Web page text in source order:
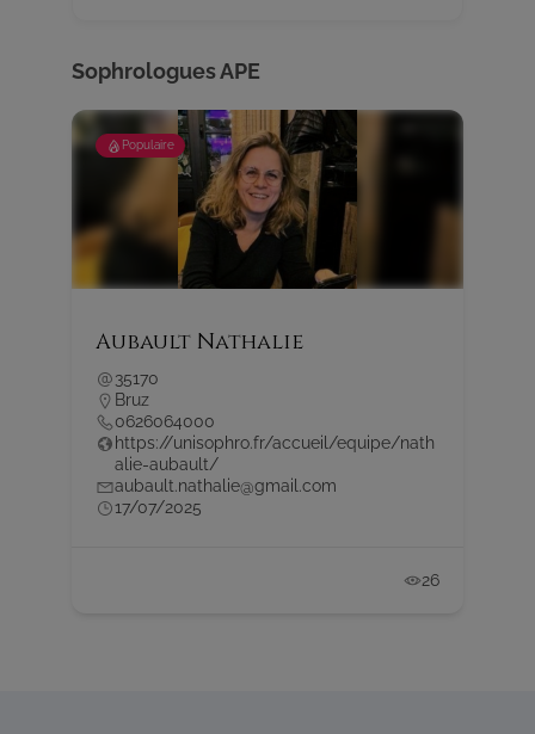
Sophrologues APE
Populaire
Aubault Nathalie
35170
Bruz
0626064000
https://unisophro.fr/accueil/equipe/nath
alie-aubault/
aubault.nathalie@gmail.com
17/07/2025
26